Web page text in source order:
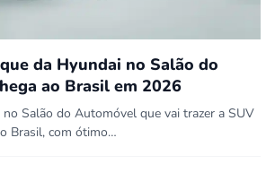
da Hyundai no Salão do
ao Brasil em 2026
Salão do Automóvel que vai trazer a SUV
Brasil, com ótimo…